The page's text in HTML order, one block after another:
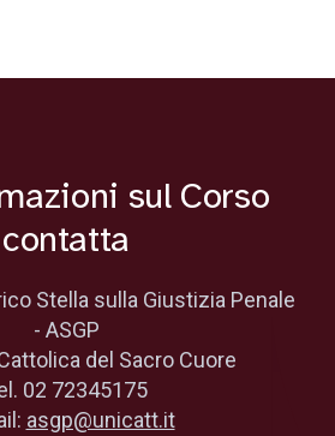
sul Corso
contatta
Stella sulla Giustizia Penale
- ASGP
del Sacro Cuore
02 72345175
asgp@unicatt.it